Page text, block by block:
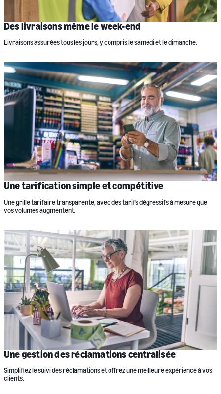
Des livraisons même le week-end
Livraisons assurées tous les jours, y compris le samedi et le dimanche.
Une tarification simple et compétitive
Une grille tarifaire transparente, avec des tarifs dégressifs à mesure que
vos volumes augmentent.
Une gestion des réclamations centralisée
Simplifiez le suivi des réclamations et offrez une meilleure expérience à vos
clients.